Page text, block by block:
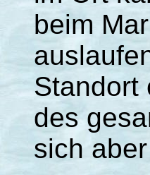
beim
Standort
des
sich